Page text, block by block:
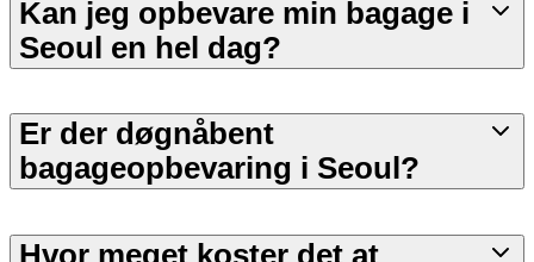
Kan jeg opbevare min bagage i
Seoul en hel dag?
Er der døgnåbent
bagageopbevaring i Seoul?
Hvor meget koster det at